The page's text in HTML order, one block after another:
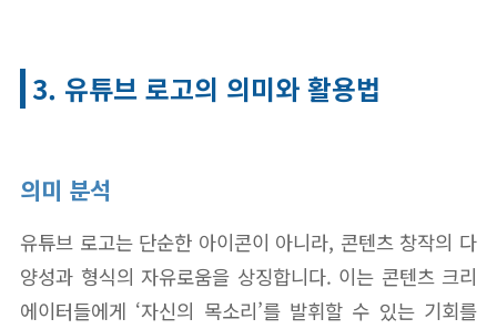
3. 유튜브 로고의 의미와 활용법
의미 분석
유튜브 로고는 단순한 아이콘이 아니라, 콘텐츠 창작의 다
양성과 형식의 자유로움을 상징합니다. 이는 콘텐츠 크리
에이터들에게 ‘자신의 목소리’를 발휘할 수 있는 기회를